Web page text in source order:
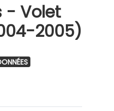
- Volet
2005)